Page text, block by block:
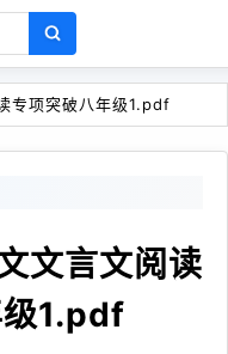
专项突破八年级1.pdf
文言文阅读
级1.pdf